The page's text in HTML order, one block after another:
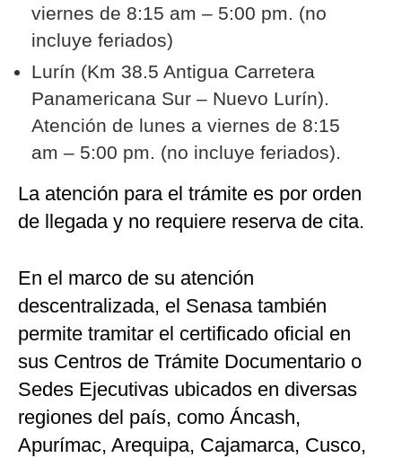
viernes de 8:15 am – 5:00 pm. (no
incluye feriados)
Lurín (Km 38.5 Antigua Carretera
Panamericana Sur – Nuevo Lurín).
Atención de lunes a viernes de 8:15
am – 5:00 pm. (no incluye feriados).
La atención para el trámite es por orden
de llegada y no requiere reserva de cita.
En el marco de su atención
descentralizada, el Senasa también
permite tramitar el certificado oficial en
sus Centros de Trámite Documentario o
Sedes Ejecutivas ubicados en diversas
regiones del país, como Áncash,
Apurímac, Arequipa, Cajamarca, Cusco,